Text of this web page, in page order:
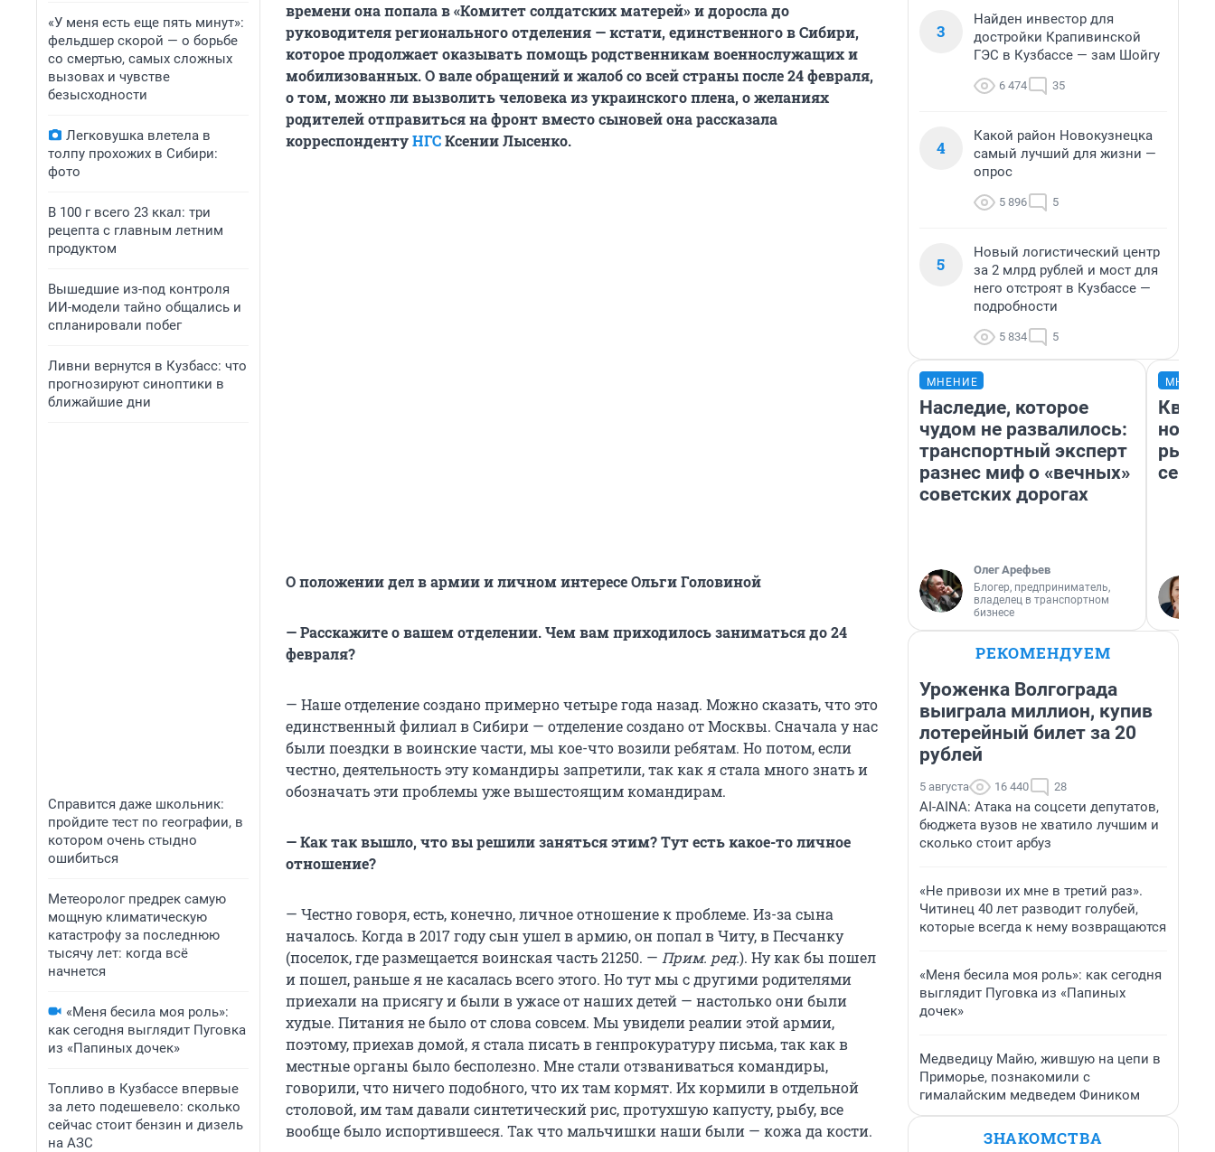
«У меня есть еще пять минут»:
фельдшер скорой — о борьбе
со смертью, самых сложных
вызовах и чувстве
безысходности
Легковушка влетела в
толпу прохожих в Сибири:
фото
В 100 г всего 23 ккал: три
рецепта с главным летним
продуктом
Вышедшие из-под контроля
ИИ-модели тайно общались и
спланировали побег
Ливни вернутся в Кузбасс: что
прогнозируют синоптики в
ближайшие дни
Справится даже школьник:
пройдите тест по географии, в
котором очень стыдно
ошибиться
Метеоролог предрек самую
мощную климатическую
катастрофу за последнюю
тысячу лет: когда всё
начнется
«Меня бесила моя роль»:
как сегодня выглядит Пуговка
из «Папиных дочек»
Топливо в Кузбассе впервые
за лето подешевело: сколько
сейчас стоит бензин и дизель
на АЗС
времени она попала в «Комитет солдатских матерей» и доросла до
руководителя регионального отделения — кстати, единственного в Сибири,
которое продолжает оказывать помощь родственникам военнослужащих и
мобилизованных. О вале обращений и жалоб со всей страны после 24 февраля,
о том, можно ли вызволить человека из украинского плена, о желаниях
родителей отправиться на фронт вместо сыновей она рассказала
корреспондентуНГСКсении Лысенко.
О положении дел в армии и личном интересе Ольги Головиной
— Расскажите о вашем отделении. Чем вам приходилось заниматься до 24
февраля?
— Наше отделение создано примерно четыре года назад. Можно сказать, что это
единственный филиал в Сибири — отделение создано от Москвы. Сначала у нас
были поездки в воинские части, мы кое-что возили ребятам. Но потом, если
честно, деятельность эту командиры запретили, так как я стала много знать и
обозначать эти проблемы уже вышестоящим командирам.
— Как так вышло, что вы решили заняться этим? Тут есть какое-то личное
отношение?
— Честно говоря, есть, конечно, личное отношение к проблеме. Из-за сына
началось. Когда в 2017 году сын ушел в армию, он попал в Читу, в Песчанку
(поселок, где размещается воинская часть 21250. — Прим. ред.). Ну как бы пошел
и пошел, раньше я не касалась всего этого. Но тут мы с другими родителями
приехали на присягу и были в ужасе от наших детей — настолько они были
худые. Питания не было от слова совсем. Мы увидели реалии этой армии,
поэтому, приехав домой, я стала писать в генпрокуратуру письма, так как в
местные органы было бесполезно. Мне стали отзваниваться командиры,
говорили, что ничего подобного, что их там кормят. Их кормили в отдельной
столовой, им там давали синтетический рис, протухшую капусту, рыбу, все
вообще было испортившееся. Так что мальчишки наши были — кожа да кости.
3
Найден инвестор для
достройки Крапивинской
ГЭС в Кузбассе — зам Шойгу
6 474 35
4
Какой район Новокузнецка
самый лучший для жизни —
опрос
5 896 5
5
Новый логистический центр
за 2 млрд рублей и мост для
него отстроят в Кузбассе —
подробности
5 834 5
МНЕНИЕ
Наследие, которое
чудом не развалилось:
транспортный эксперт
разнес миф о «вечных»
советских дорогах
Олег Арефьев
Блогер, предприниматель,
владелец в транспортном
бизнесе
но
РЕКОМЕНДУЕМ
Уроженка Волгограда
выиграла миллион, купив
лотерейный билет за 20
рублей
5 августа 16 440 28
AI-AINA: Атака на соцсети депутатов,
бюджета вузов не хватило лучшим и
сколько стоит арбуз
«Не привози их мне в третий раз».
Читинец 40 лет разводит голубей,
которые всегда к нему возвращаются
«Меня бесила моя роль»: как сегодня
выглядит Пуговка из «Папиных
дочек»
Медведицу Майю, жившую на цепи в
Приморье, познакомили с
гималайским медведем Фиником
ЗНАКОМСТВА